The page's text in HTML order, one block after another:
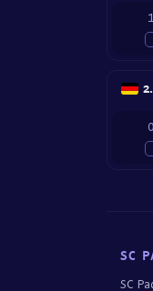
SC
SC